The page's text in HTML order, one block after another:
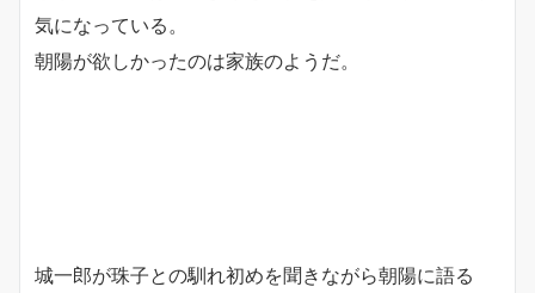
気になっている。
朝陽が欲しかったのは家族のようだ。
城一郎が珠子との馴れ初めを聞きながら朝陽に語る